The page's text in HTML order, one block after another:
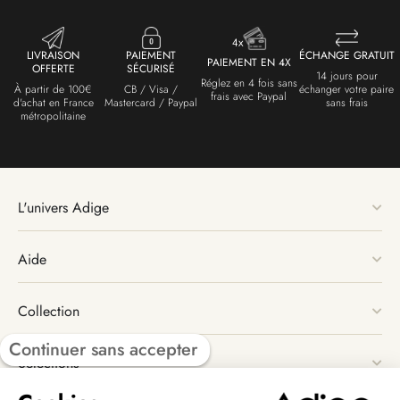
LIVRAISON
OFFERTE
À partir de 100€
d'achat en France
métropolitaine
PAIEMENT
SÉCURISÉ
CB / Visa /
Mastercard / Paypal
PAIEMENT EN 4X
Réglez en 4 fois sans
frais avec Paypal
ÉCHANGE GRATUIT
14 jours pour
échanger votre paire
sans frais
L'univers Adige
Aide
Collection
Sélections
Continuer sans accepter